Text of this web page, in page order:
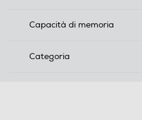
Capacità di memoria
Categoria